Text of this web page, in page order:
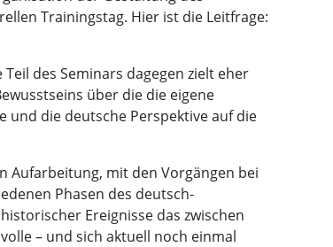
Trainingstag. Hier ist die Leitfrage:
des Seminars dagegen zielt eher
über die die eigene
und die deutsche Perspektive auf die
Aufarbeitung, mit den Vorgängen bei
Phasen des deutsch-
Ereignisse das zwischen
– und sich aktuell noch einmal